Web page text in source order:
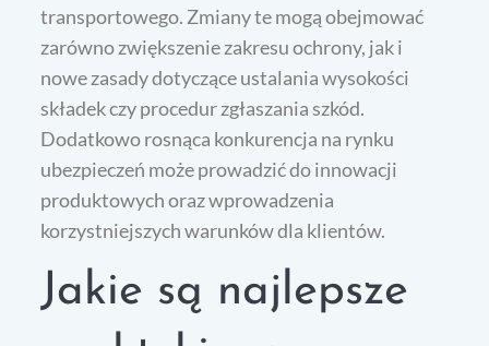
transportowego. Zmiany te mogą obejmować
zarówno zwiększenie zakresu ochrony, jak i
nowe zasady dotyczące ustalania wysokości
składek czy procedur zgłaszania szkód.
Dodatkowo rosnąca konkurencja na rynku
ubezpieczeń może prowadzić do innowacji
produktowych oraz wprowadzenia
korzystniejszych warunków dla klientów.
Jakie są najlepsze